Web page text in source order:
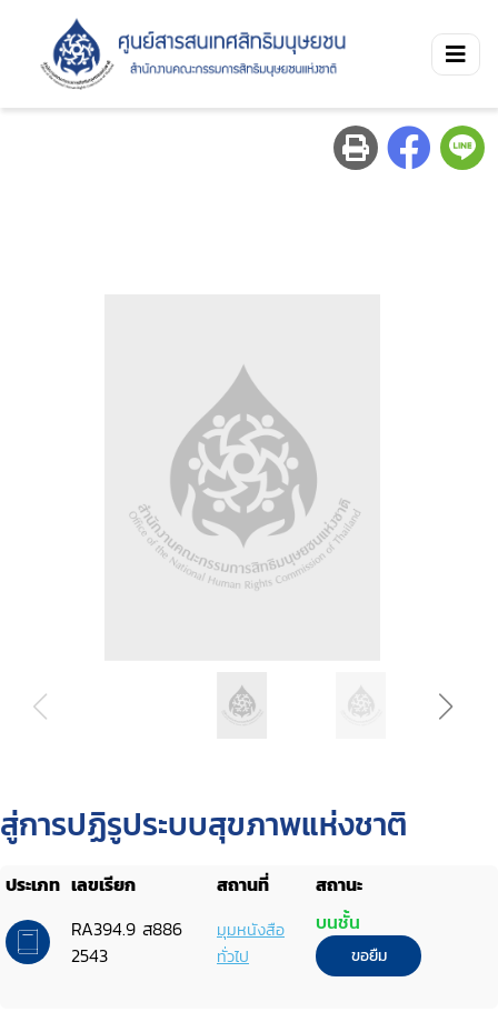
สู่การปฏิรูประบบสุขภาพแห่งชาติ
ประเภท เลขเรียก สถานที่
สถานะ
RA394.9 ส886
2543
มุมหนังสือ
ทั่วไป
บนชั้น
ขอยืม